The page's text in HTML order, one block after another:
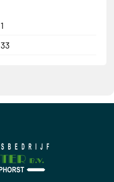
1
33